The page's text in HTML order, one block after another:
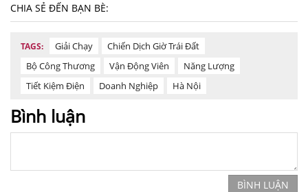
CHIA SẺ ĐẾN BẠN BÈ:
TAGS: Giải Chạy
Chiến Dịch Giờ Trái Đất
Bộ Công Thương
Vận Động Viên
Năng Lượng
Tiết Kiệm Điện
Doanh Nghiệp Hà Nội
Bình luận
BÌNH LUẬN